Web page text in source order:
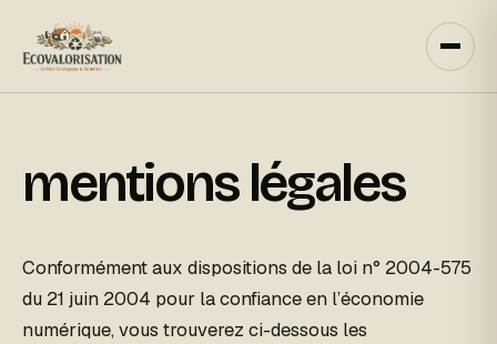
au
contenu
mentions légales
Conformément aux dispositions de la loi n° 2004-575
du 21 juin 2004 pour la confiance en l’économie
numérique, vous trouverez ci-dessous les